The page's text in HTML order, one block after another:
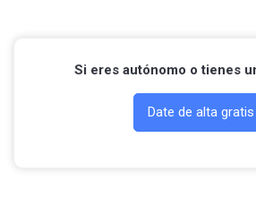
Si eres autónomo o tienes
Date de alta gratis